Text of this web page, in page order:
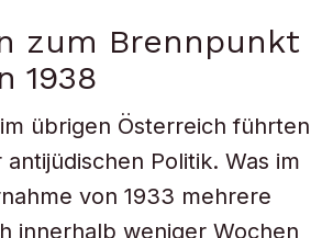
zum Brennpunkt
1938
übrigen Österreich führten
Politik. Was im
von 1933 mehrere
innerhalb weniger Wochen